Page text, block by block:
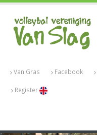
Van Gras Facebook
Register